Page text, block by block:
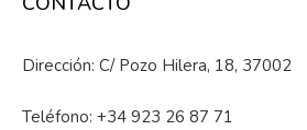
Dirección: C/ Pozo Hilera, 18, 37002
Teléfono: +34 923 26 87 71